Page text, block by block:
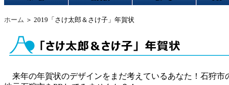
ホーム ＞ 2019「さけ太郎＆さけ子」年賀状
来年の年賀状のデザインをまだ考えているあなた！石狩市